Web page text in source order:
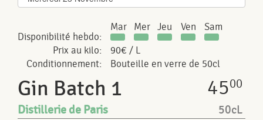
Disponibilité hebdo:
Mar Mer Jeu Ven Sam
Prix au kilo:
90€ / L
Conditionnement:
Bouteille en verre de 50cl
Gin Batch 1 4500
Distillerie de Paris 50cL